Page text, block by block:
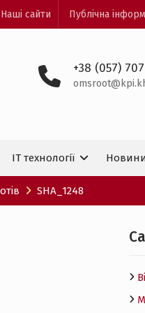
Наші сайти Публічна
+38 (057)
IT технологiї
SHA_1248